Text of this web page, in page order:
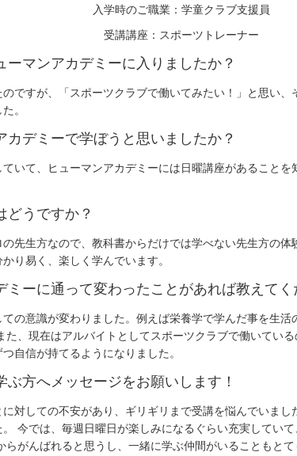
岡山校
入学時のご職業：学童クラブ支援員
受講講座：スポーツトレーナー
ンアカデミーに入りましたか？
ですが、「スポーツクラブで働いてみたい！」と思い
。
ミーで学ぼうと思いましたか？
いて、ヒューマンアカデミーには日曜講座があること
うですか？
先生方なので、教科書からだけでは学べない先生方の
り易く、楽しく学んでいます。
に通って変わったことがあれば教えてく
の意識が変わりました。例えば栄養学で学んだ事を生
た、現在はアルバイトとしてスポーツクラブで働いてい
自信が持てるようになりました。
へメッセージをお願いします！
対しての不安があり、ギリギリまで受講を悩んでいま
今では、毎週日曜日が楽しみになるぐらい充実してい
らがんばれると思うし、一緒に学ぶ仲間がいることもとて